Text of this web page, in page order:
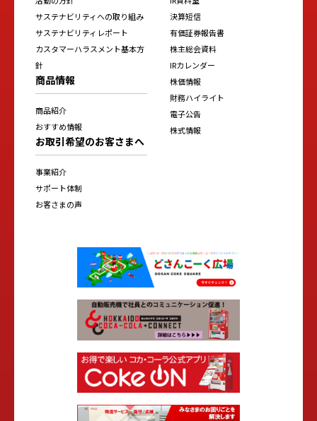
サステナビリティへの取り組み
サステナビリティレポート
カスタマーハラスメント基本方
針
商品情報
商品紹介
おすすめ情報
お取引希望のお客さまへ
事業紹介
サポート体制
お客さまの声
決算短信
有価証券報告書
株主総会資料
IRカレンダー
株価情報
財務ハイライト
電子公告
株式情報